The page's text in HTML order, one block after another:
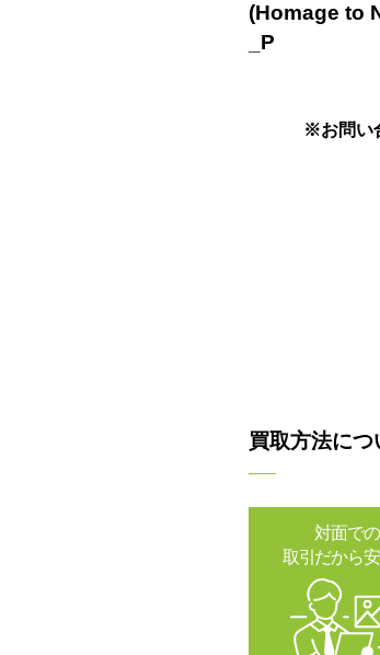
(Homage to
_P
※お問い
買取方法に
対面での
取引だから安